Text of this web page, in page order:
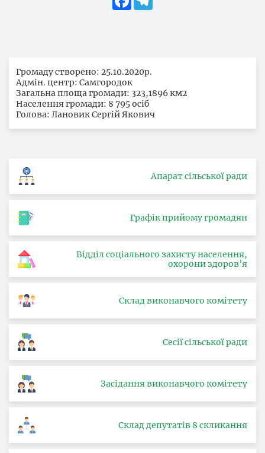
Громаду створено: 25.10.2020р.
Адмін. центр: Самгородок
Загальна площа громади: 323,1896 км2
Населення громади: 8 795 осіб
Голова: Лановик Сергій Якович
Апарат сільської ради
Графік прийому громадян
Відділ соціального захисту населення,
охорони здоров’я
Склад виконавчого комітету
Сесії сільської ради
Засідання виконавчого комітету
Склад депутатів 8 скликання